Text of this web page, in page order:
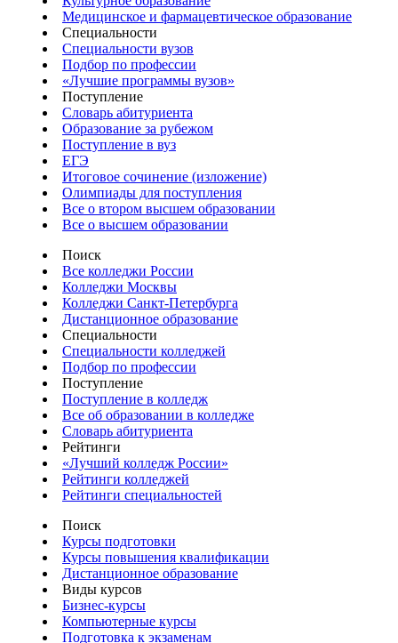
Медицинское и фармацевтическое образование
Специальности
Специальности вузов
Подбор по профессии
«Лучшие программы вузов»
Поступление
Словарь абитуриента
Образование за рубежом
Поступление в вуз
ЕГЭ
Итоговое сочинение (изложение)
Олимпиады для поступления
Все о втором высшем образовании
Все о высшем образовании
Поиск
Все колледжи России
Колледжи Москвы
Колледжи Санкт-Петербурга
Дистанционное образование
Специальности
Специальности колледжей
Подбор по профессии
Поступление
Поступление в колледж
Все об образовании в колледже
Словарь абитуриента
Рейтинги
«Лучший колледж России»
Рейтинги колледжей
Рейтинги специальностей
Поиск
Курсы подготовки
Курсы повышения квалификации
Дистанционное образование
Виды курсов
Бизнес-курсы
Компьютерные курсы
Подготовка к экзаменам